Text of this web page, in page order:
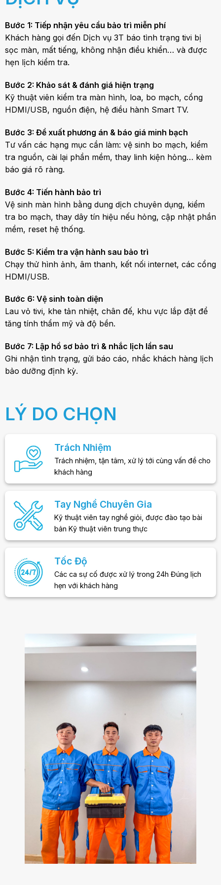
Bước 1: Tiếp nhận yêu cầu bảo trì miễn phí
Khách hàng gọi đến Dịch vụ 3T báo tình trạng tivi bị
sọc màn, mất tiếng, không nhận điều khiển… và được
hẹn lịch kiểm tra.
Bước 2: Khảo sát & đánh giá hiện trạng
Kỹ thuật viên kiểm tra màn hình, loa, bo mạch, cổng
HDMI/USB, nguồn điện, hệ điều hành Smart TV.
Bước 3: Đề xuất phương án & báo giá minh bạch
Tư vấn các hạng mục cần làm: vệ sinh bo mạch, kiểm
tra nguồn, cài lại phần mềm, thay linh kiện hỏng… kèm
báo giá rõ ràng.
Bước 4: Tiến hành bảo trì
Vệ sinh màn hình bằng dung dịch chuyên dụng, kiểm
tra bo mạch, thay dây tín hiệu nếu hỏng, cập nhật phần
mềm, reset hệ thống.
Bước 5: Kiểm tra vận hành sau bảo trì
Chạy thử hình ảnh, âm thanh, kết nối internet, các cổng
HDMI/USB.
Bước 6: Vệ sinh toàn diện
Lau vỏ tivi, khe tản nhiệt, chân đế, khu vực lắp đặt để
tăng tính thẩm mỹ và độ bền.
Bước 7: Lập hồ sơ bảo trì & nhắc lịch lần sau
Ghi nhận tình trạng, gửi báo cáo, nhắc khách hàng lịch
bảo dưỡng định kỳ.
LÝ DO CHỌN
Trách Nhiệm
Trách nhiệm, tận tâm, xử lý tới cùng vấn đề cho
khách hàng
Tay Nghề Chuyên Gia
Kỹ thuật viên tay nghề giỏi, được đào tạo bài
bản Kỹ thuật viên trung thực
Tốc Độ
Các ca sự cố được xử lý trong 24h Đúng lịch
hẹn với khách hàng